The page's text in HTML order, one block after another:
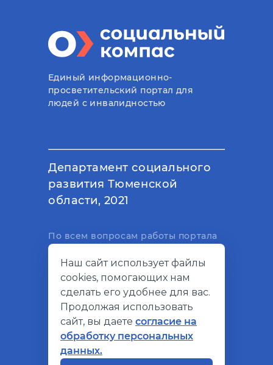
Единый информационно-
просветительский портал для
людей с инвалидностью
Департамент социального
развития Тюменской
области, 2021
По всем вопросам работы портала
электронный адрес
support@socialkompas.ru
© Социальный компас, 2026
Политика конфиденциальности
Наш сайт использует файлы
cookies, помогающих нам
сделать его удобнее для вас.
Продолжая использовать
сайт, вы даете согласие на
обработку персональных
данных.